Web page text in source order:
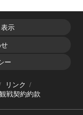
示
ー
リンク
戦契約約款